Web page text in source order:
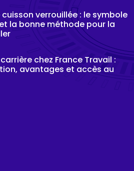
cuisson verrouillée : le symbole
la bonne méthode pour la
chez France Travail :
avantages et accès au